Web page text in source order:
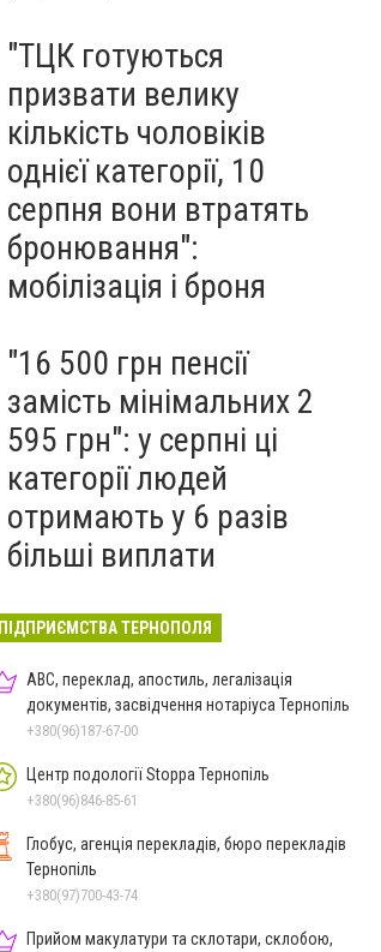
"ТЦК готуються
призвати велику
кількість чоловіків
однієї категорії, 10
серпня вони втратять
бронювання":
мобілізація і броня
"16 500 грн пенсії
замість мінімальних 2
595 грн": у серпні ці
категорії людей
отримають у 6 разів
більші виплати
ПІДПРИЄМСТВА ТЕРНОПОЛЯ
ABC, переклад, апостиль, легалізація
документів, засвідчення нотаріуса Тернопіль
+380(96)187-67-00
Центр подології Stoppa Тернопіль
+380(96)846-85-61
Глобус, агенція перекладів, бюро перекладів
Тернопіль
+380(97)700-43-74
Прийом макулатури та склотари, склобою,